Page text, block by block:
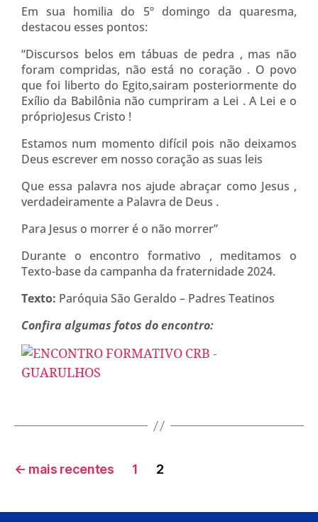
Em sua homilia do 5º domingo da quaresma,
destacou esses pontos:
“Discursos belos em tábuas de pedra , mas não
foram compridas, não está no coração . O povo
que foi liberto do Egito,sairam posteriormente do
Exílio da Babilônia não cumpriram a Lei . A Lei e o
próprioJesus Cristo !
Estamos num momento difícil pois não deixamos
Deus escrever em nosso coração as suas leis
Que essa palavra nos ajude abraçar como Jesus ,
verdadeiramente a Palavra de Deus .
Para Jesus o morrer é o não morrer”
Durante o encontro formativo , meditamos o
Texto-base da campanha da fraternidade 2024.
Texto: Paróquia São Geraldo – Padres Teatinos
Confira algumas fotos do encontro:
← mais recentes 1 2